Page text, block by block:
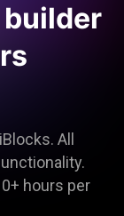
builder
All
hours per